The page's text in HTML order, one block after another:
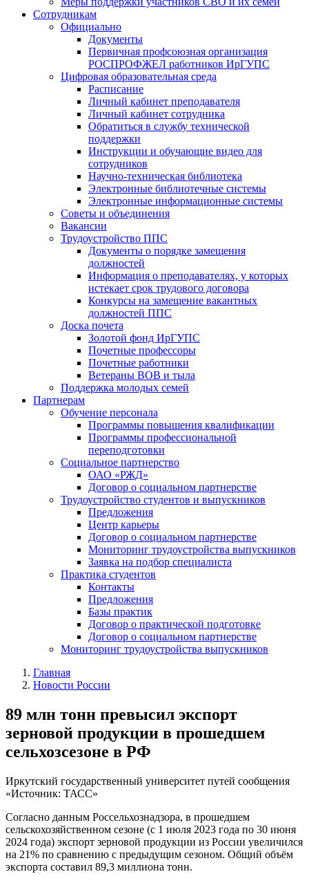
Сотрудникам
Официально
Документы
Первичная профсоюзная организация
РОСПРОФЖЕЛ работников ИрГУПС
Цифровая образовательная среда
Расписание
Личный кабинет преподавателя
Личный кабинет сотрудника
Обратиться в службу технической
поддержки
Инструкции и обучающие видео для
сотрудников
Научно-техническая библиотека
Электронные библиотечные системы
Электронные информационные системы
Советы и объединения
Вакансии
Трудоустройство ППС
Документы о порядке замещения
должностей
Информация о преподавателях, у которых
истекает срок трудового договора
Конкурсы на замещение вакантных
должностей ППС
Доска почета
Золотой фонд ИрГУПС
Почетные профессоры
Почетные работники
Ветераны ВОВ и тыла
Поддержка молодых семей
Партнерам
Обучение персонала
Программы повышения квалификации
Программы профессиональной
переподготовки
Социальное партнерство
ОАО «РЖД»
Договор о социальном партнерстве
Трудоустройство студентов и выпускников
Предложения
Центр карьеры
Договор о социальном партнерстве
Мониторинг трудоустройства выпускников
Заявка на подбор специалиста
Практика студентов
Контакты
Предложения
Базы практик
Договор о практической подготовке
Договор о социальном партнерстве
Мониторинг трудоустройства выпускников
Главная
Новости России
89 млн тонн превысил экспорт
зерновой продукции в прошедшем
сельхозсезоне в РФ
Иркутский государственный университет путей сообщения
«Источник: ТАСС»
Согласно данным Россельхознадзора, в прошедшем
сельскохозяйственном сезоне (с 1 июля 2023 года по 30 июня
2024 года) экспорт зерновой продукции из России увеличился
на 21% по сравнению с предыдущим сезоном. Общий объём
экспорта составил 89,3 миллиона тонн.